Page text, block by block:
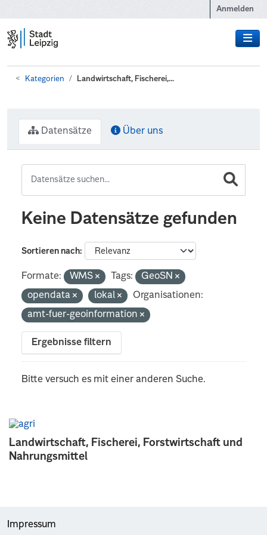
Anmelden
Kategorien Landwirtschaft, Fischerei,...
Landwirtschaft, Fischerei, Forstwirtschaft und
Nahrungsmittel
Datensätze Über uns
Keine Datensätze gefunden
Sortieren nach
Formate: WMS Tags:
GeoSN
opendata
lokal
Organisationen:
amt-fuer-geoinformation
Ergebnisse filtern
Bitte versuch es mit einer anderen Suche.
Impressum